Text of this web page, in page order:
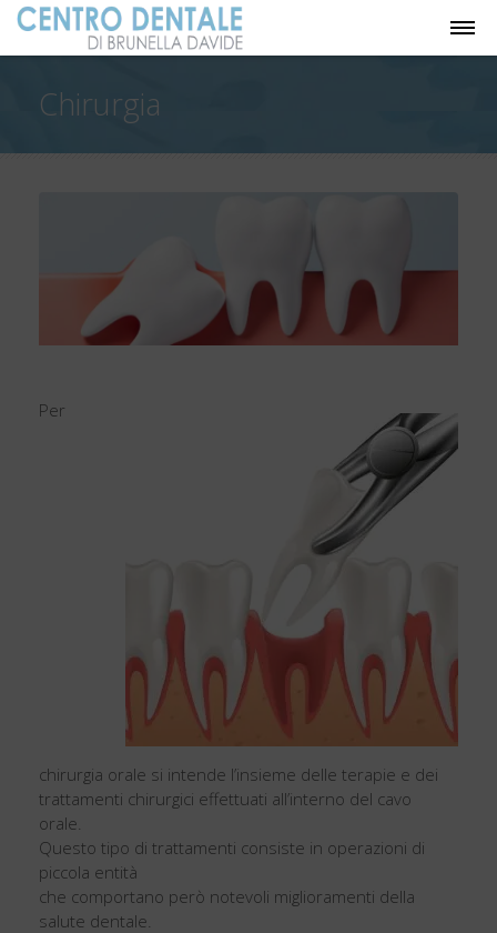
Chirurgia
Per
chirurgia orale si intende l’insieme delle terapie e dei
trattamenti chirurgici effettuati all’interno del cavo
orale.
Questo tipo di trattamenti consiste in operazioni di
piccola entità
che comportano però notevoli miglioramenti della
salute dentale.